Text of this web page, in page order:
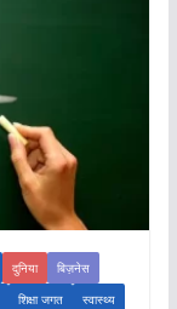
दुनिया
बिज़नेस
शिक्षा जगत स्वास्थ्य